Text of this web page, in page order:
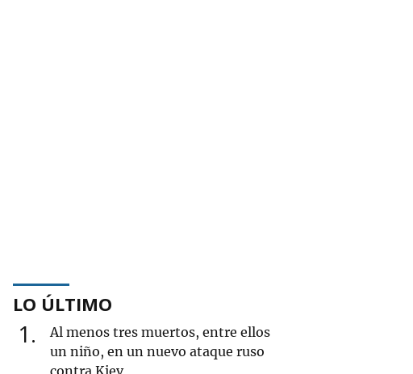
LO ÚLTIMO
1
Al menos tres muertos, entre ellos
un niño, en un nuevo ataque ruso
contra Kiev